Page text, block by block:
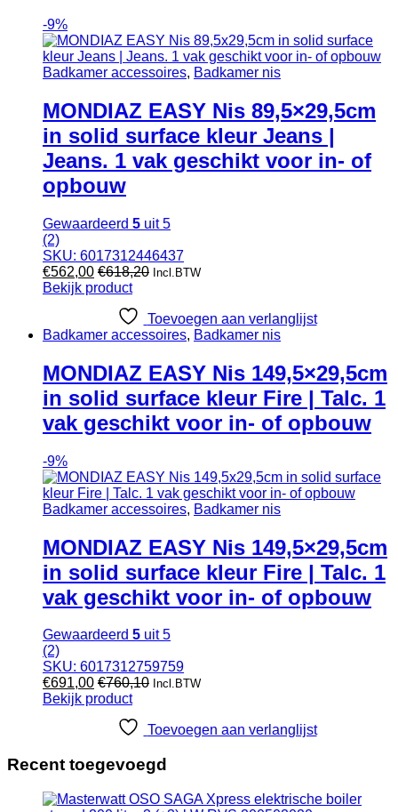
-9%
Badkamer accessoires, Badkamer nis
MONDIAZ EASY Nis 89,5×29,5cm
in solid surface kleur Jeans |
Jeans. 1 vak geschikt voor in- of
opbouw
Gewaardeerd 5 uit 5
(2)
SKU: 6017312446437
€562,00 €618,20 Incl.BTW
Bekijk product
Toevoegen aan verlanglijst
Badkamer accessoires, Badkamer nis
MONDIAZ EASY Nis 149,5×29,5cm
in solid surface kleur Fire | Talc. 1
vak geschikt voor in- of opbouw
-9%
Badkamer accessoires, Badkamer nis
MONDIAZ EASY Nis 149,5×29,5cm
in solid surface kleur Fire | Talc. 1
vak geschikt voor in- of opbouw
Gewaardeerd 5 uit 5
(2)
SKU: 6017312759759
€691,00 €760,10 Incl.BTW
Bekijk product
Toevoegen aan verlanglijst
Recent toegevoegd